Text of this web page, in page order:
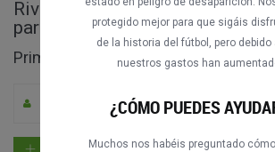
River Plate vs. Gimnasia y
partido completo
Primera B Nacional 2011-2012
0 64 Español
protegido mejor para que sigáis
de la historia del fútbol, pero debido
nuestros gastos han
¿CÓMO PUEDES
Muchos nos habéis preguntado